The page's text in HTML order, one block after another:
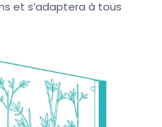
et s’adaptera à tous